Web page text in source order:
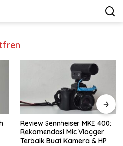
Review Sennheiser MKE 400:
Rekomendasi Mic Vlogger
Terbaik Buat Kamera & HP